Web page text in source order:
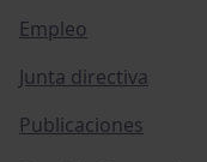
Empleo
Junta directiva
Publicaciones